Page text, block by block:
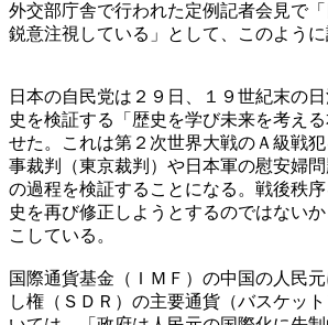
外交部庁舎で行われた定例記者会見で
鋭意注視している」として、このように
日本の自民党は２９日、１９世紀末の
史を検証する「歴史を学び未来を考え
せた。これは第２次世界大戦のＡ級戦
事裁判（東京裁判）や日本軍の慰安婦
の過程を検証することになる。戦後秩
史を再び修正しようとするのではない
こしている。
国際通貨基金（ＩＭＦ）の中国の人民
し権（ＳＤＲ）の主要通貨（バスケッ